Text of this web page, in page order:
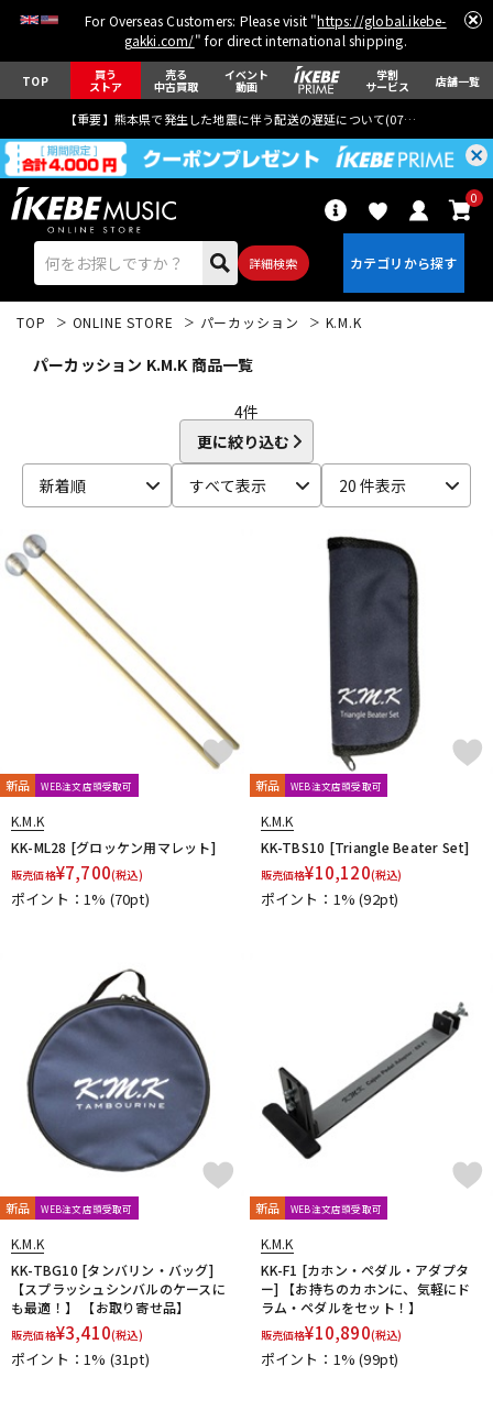
For Overseas Customers: Please visit "https://global.ikebe-
gakki.com/" for direct international shipping.
TOP 買う
ストア
売る
中古買取
イベント
動画
学割
サービス 店舗一覧
【重要】熊本県で発生した地震に伴う配送の遅延について(07月29日
詳細検索
0
ドラム パーカッション
キーボード 電子ピアノ
その他楽器
アンプ エフェクター
DTM オンライン納品
配信/ライブ機器 楽器アクセサリ
中古
TOP ONLINE STORE パーカッション K.M.K
パーカッション K.M.K 商品一覧
4件
更に絞り込む
新着順
すべて表示 20 件表示
新品 WEB注文店頭受取可
K.M.K
KK-ML28 [グロッケン用マレット]
販売価格¥7,700(税込)
ポイント：1% (70pt)
新品 WEB注文店頭受取可
K.M.K
KK-TBS10 [Triangle Beater Set]
販売価格¥10,120(税込)
ポイント：1%(92pt)
新品 WEB注文店頭受取可
K.M.K
KK-TBG10 [タンバリン・バッグ]
【スプラッシュシンバルのケースに
も最適！】 【お取り寄せ品】
販売価格¥3,410(税込)
ポイント：1% (31pt)
新品 WEB注文店頭受取可
K.M.K
KK-F1 [カホン・ペダル・アダプタ
ー] 【お持ちのカホンに、気軽にド
ラム・ペダルをセット！】
販売価格¥10,890(税込)
ポイント：1%(99pt)